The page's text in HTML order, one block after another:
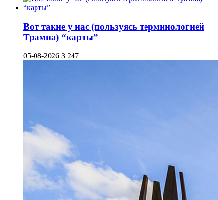
Вот такие у нас (пользуясь терминологией
Трампа) “карты”
05-08-2026 3 247